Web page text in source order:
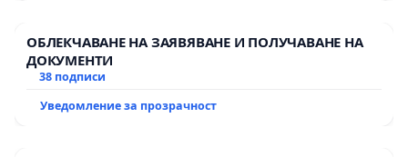
ОБЛЕКЧАВАНЕ НА ЗАЯВЯВАНЕ И ПОЛУЧАВАНЕ НА
ДОКУМЕНТИ
38 подписи
Уведомление за прозрачност